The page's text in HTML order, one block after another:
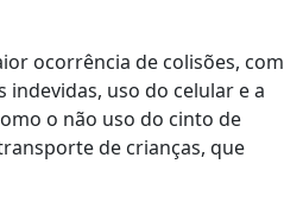
ocorrência de colisões, com
uso do celular e a
o não uso do cinto de
de crianças, que